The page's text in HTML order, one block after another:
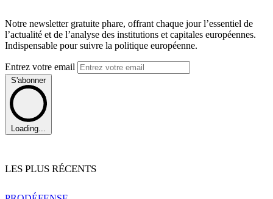
Notre newsletter gratuite phare, offrant chaque jour l’essentiel de
l’actualité et de l’analyse des institutions et capitales européennes.
Indispensable pour suivre la politique européenne.
Entrez votre email
S'abonner
Loading...
LES PLUS RÉCENTS